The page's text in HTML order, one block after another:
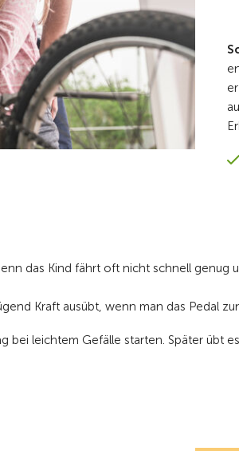
das Kind fährt oft nicht schnell
Kraft ausübt, wenn man das Pedal
bei leichtem Gefälle starten. Später übt